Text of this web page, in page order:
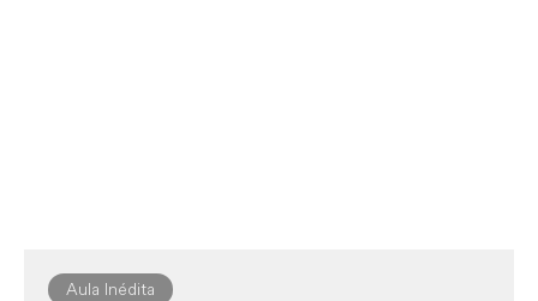
Aula Inédita